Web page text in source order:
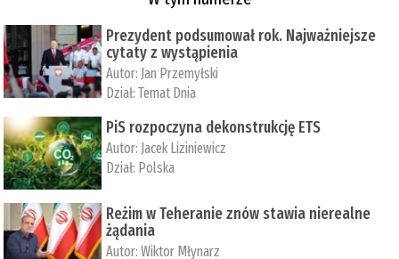
Prezydent podsumował rok. Najważniejsze
cytaty z wystąpienia
Autor: Jan Przemyłski
Dział:Temat Dnia
PiS rozpoczyna dekonstrukcję ETS
Autor: Jacek Liziniewicz
Dział: Polska
Reżim w Teheranie znów stawia nierealne
żądania
Autor:Wiktor Młynarz